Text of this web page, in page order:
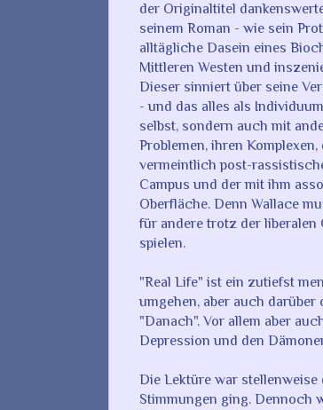
der Originaltitel
seinem Roman - wie sein
alltägliche Dasein eines
Mittleren Westen und
Dieser sinniert über seine
- und das alles als
selbst, sondern auch mit
Problemen, ihren
vermeintlich post-
Campus und der mit ihm
Oberfläche. Denn Wallace
für andere trotz der
spielen.
"Real Life" ist ein zutiefst
umgehen, aber auch
"Danach". Vor allem aber
Depression und den
Die Lektüre war
Stimmungen ging. Dennoch